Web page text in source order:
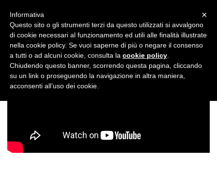
×
Informativa
Questo sito o gli strumenti terzi da questo utilizzati si avvalgono
di cookie necessari al funzionamento ed utili alle finalità illustrate
nella cookie policy. Se vuoi saperne di più o negare il consenso
a tutti o ad alcuni cookie, consulta la cookie policy
Chiudendo questo banner, scorrendo questa pagina, cliccando
su un link o proseguendo la navigazione in altra maniera,
acconsenti all’uso dei cookie.